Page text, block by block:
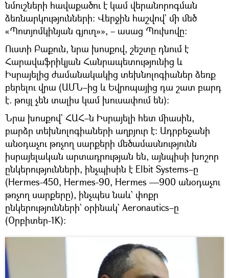
նմուշների հավաքածու է կամ վերանորոգման
ձեռնարկությունների։ Վերջին հաշվով` մի մեծ
«Պոտյոմկինյան գյուղ»», – ասաց Պուխովը։
Ուստի Բաքուն, նրա խոսքով, շեշտը դնում է
Հարավաֆրիկյան Հանրապետությունից և
Իսրայելից ժամանակակից տեխնոլոգիաներ ձեռք
բերելու վրա (ԱՄՆ–ից և Եվրոպայից դա շատ բարդ
է. թույլ չեն տալիս կամ խուսափում են)։
Նրա խոսքով` ՀԱՀ–ն Իսրայելի հետ միասին,
բարձր տեխնոլոգիաների աղբյուր է։ Ադրբեջանի
անօդաչու թռչող սարքերի մեծամասնությունն
իսրայելական արտադրության են, այնպիսի խոշոր
ընկերությունների, ինչպիսին է Elbit Systems–ը
(Hermes-450, Hermes-90, Hermes —900 անօդաչու
թռչող սարքերը), ինչպես նաև` փոքր
ընկերությունների` օրինակ` Aeronautics–ը
(Օրբիտեր-1K)։